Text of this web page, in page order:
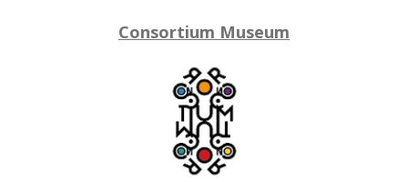
Consortium Museum